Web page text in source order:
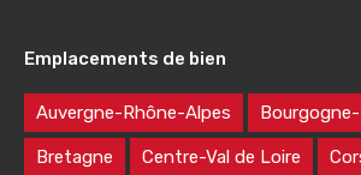
Emplacements de bien
Auvergne-Rhône-Alpes
Bretagne Centre-Val de Loire